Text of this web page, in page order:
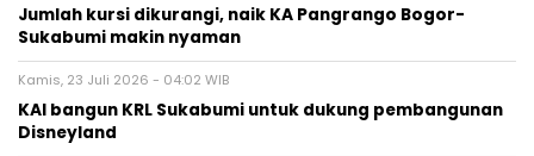
Jumlah kursi dikurangi, naik KA Pangrango Bogor-
Sukabumi makin nyaman
Kamis, 23 Juli 2026 - 04:02 WIB
KAI bangun KRL Sukabumi untuk dukung pembangunan
Disneyland